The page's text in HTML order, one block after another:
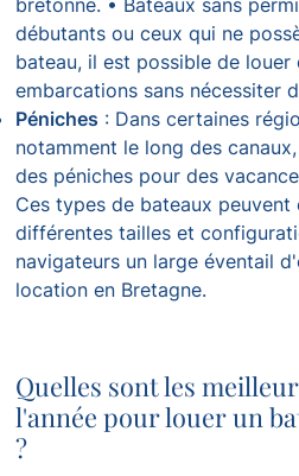
bretonne. • Bateaux sans
débutants ou ceux qui ne
bateau, il est possible de louer
embarcations sans nécessiter
Péniches : Dans certaines
notamment le long des
des péniches pour des
Ces types de bateaux
différentes tailles et
navigateurs un large éventail
location en Bretagne.
Quelles sont les
l'année pour louer un
?